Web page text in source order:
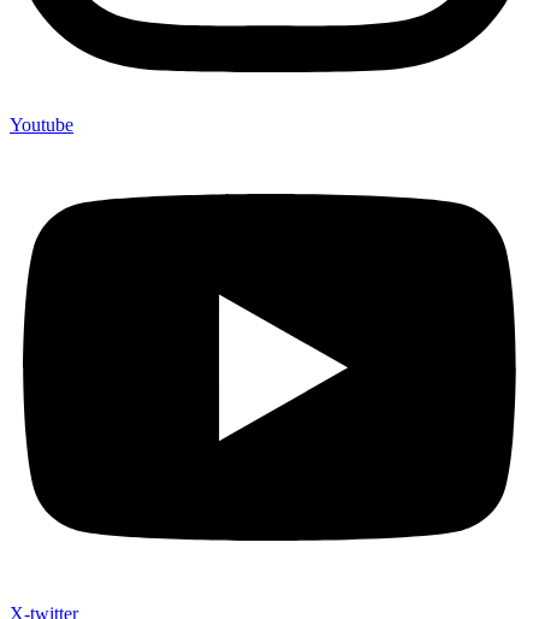
Youtube
X-twitter